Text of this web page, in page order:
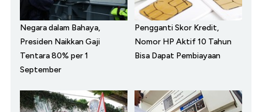
Negara dalam Bahaya,
Presiden Naikkan Gaji
Tentara 80% per 1
September
Pengganti Skor Kredit,
Nomor HP Aktif 10 Tahun
Bisa Dapat Pembiayaan